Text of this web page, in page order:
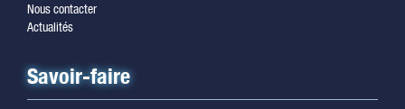
Nous contacter
Actualités
Savoir-faire